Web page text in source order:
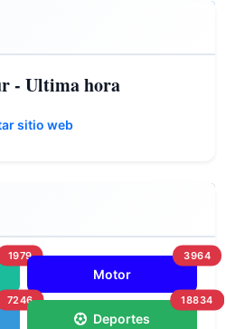
- Ultima hora
sitio web
1979
Motor
3964
7246
Deportes
18834